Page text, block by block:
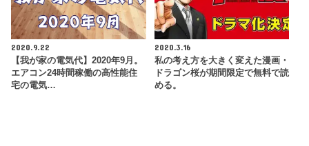
2020.9.22
【我が家の電気代】2020年9月。
エアコン24時間稼働の高性能住
宅の電気…
2020.3.16
私の考え方を大きく変えた漫画・
ドラゴン桜が期間限定で無料で読
める。